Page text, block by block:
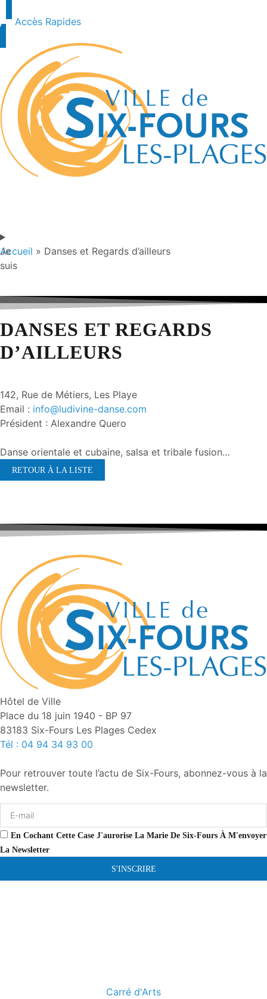
Accès Rapides
Je
suis
Accueil » Danses et Regards d’ailleurs
DANSES ET REGARDS
D’AILLEURS
142, Rue de Métiers, Les Playe
Email : info@ludivine-danse.com
Président : Alexandre Quero
Danse orientale et cubaine, salsa et tribale fusion…
RETOUR À LA LISTE
Hôtel de Ville
Place du 18 juin 1940 - BP 97
83183 Six-Fours Les Plages Cedex
Tél : 04 94 34 93 00
Pour retrouver toute l’actu de Six-Fours, abonnez-vous à la
newsletter.
En Cochant Cette Case J'aurorise La Marie De Six-Fours À M'envoyer
La Newsletter
S'INSCRIRE
Carré d'Arts